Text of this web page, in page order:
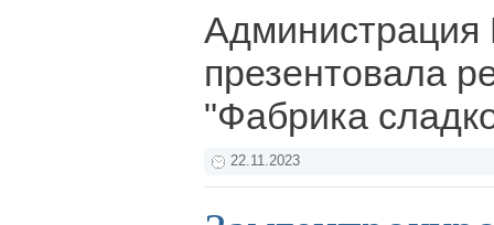
Администрация
презентовала
"Фабрика
22.11.2023